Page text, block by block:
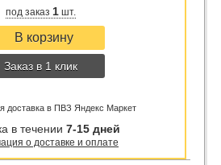
под заказ 1шт.
Заказ в 1 клик
доставка в ПВЗ Яндекс Маркет
в течении 7-15 дней
о доставке и оплате